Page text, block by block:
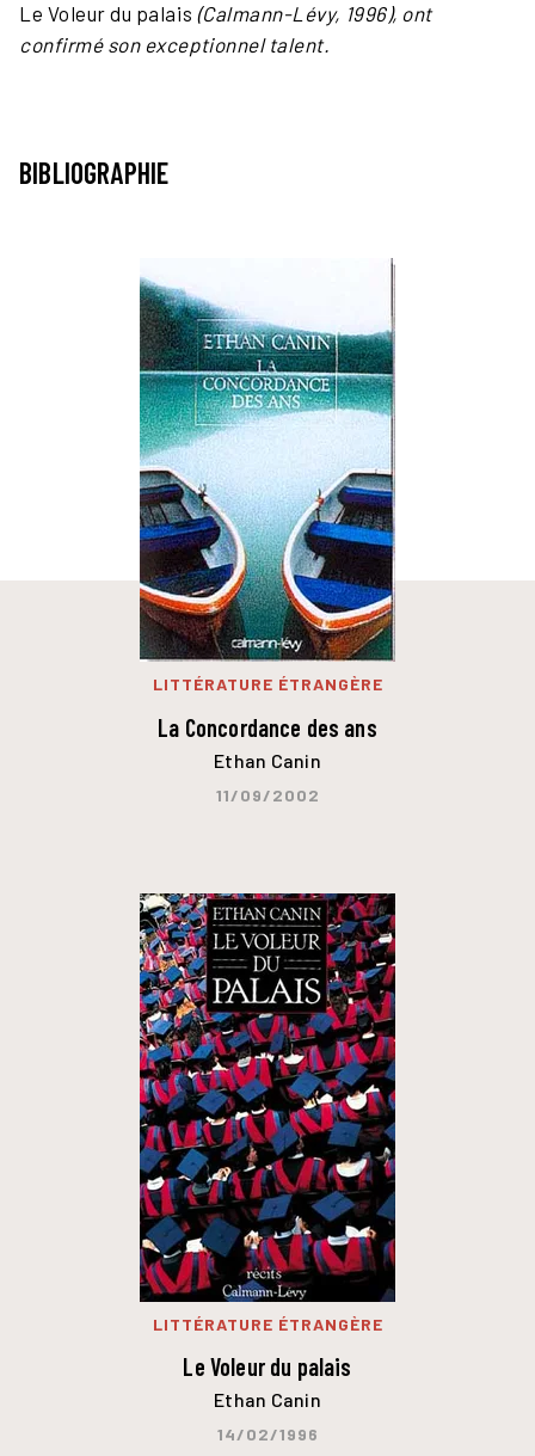
Le Voleur du palais (Calmann-Lévy, 1996), ont
confirmé son exceptionnel talent.
BIBLIOGRAPHIE
LITTÉRATURE ÉTRANGÈRE
La Concordance des ans
Ethan Canin
11/09/2002
LITTÉRATURE ÉTRANGÈRE
Le Voleur du palais
Ethan Canin
14/02/1996